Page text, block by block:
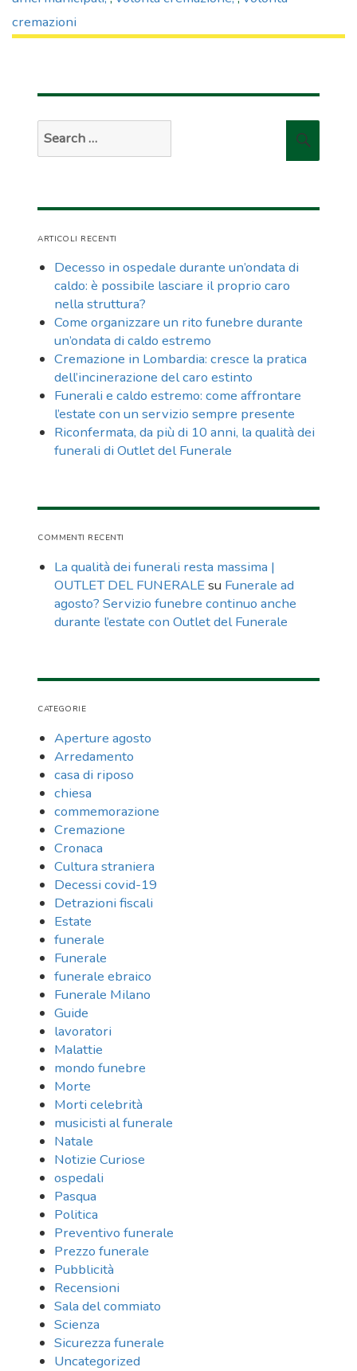
cremazioni
for:
ARTICOLI RECENTI
Decesso in ospedale durante un’ondata di
caldo: è possibile lasciare il proprio caro
nella struttura?
Come organizzare un rito funebre durante
un’ondata di caldo estremo
Cremazione in Lombardia: cresce la pratica
dell’incinerazione del caro estinto
Funerali e caldo estremo: come affrontare
l’estate con un servizio sempre presente
Riconfermata, da più di 10 anni, la qualità dei
funerali di Outlet del Funerale
COMMENTI RECENTI
La qualità dei funerali resta massima |
OUTLET DEL FUNERALEsu Funerale ad
agosto? Servizio funebre continuo anche
durante l’estate con Outlet del Funerale
CATEGORIE
Aperture agosto
Arredamento
casa di riposo
chiesa
commemorazione
Cremazione
Cronaca
Cultura straniera
Decessi covid-19
Detrazioni fiscali
Estate
funerale
Funerale
funerale ebraico
Funerale Milano
Guide
lavoratori
Malattie
mondo funebre
Morte
Morti celebrità
musicisti al funerale
Natale
Notizie Curiose
ospedali
Pasqua
Politica
Preventivo funerale
Prezzo funerale
Pubblicità
Recensioni
Sala del commiato
Scienza
Sicurezza funerale
Uncategorized